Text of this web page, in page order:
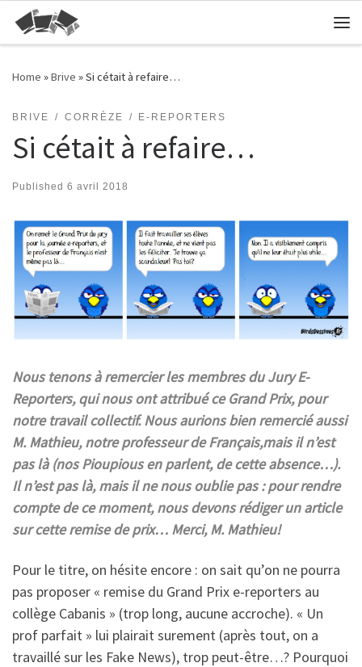
Skip to content
Home »Brive »Si cétait à refaire…
BRIVE CORRÈZE E-REPORTERS
Si cétait à refaire…
Published 6 avril 2018
Nous tenons à remercier les membres du Jury E-
Reporters, qui nous ont attribué ce Grand Prix, pour
notre travail collectif. Nous aurions bien remercié aussi
M. Mathieu, notre professeur de Français,mais il n’est
pas là (nos Pioupious en parlent, de cette absence…).
Il n’est pas là, mais il ne nous oublie pas : pour rendre
compte de ce moment, nous devons rédiger un article
sur cette remise de prix… Merci, M. Mathieu!
Pour le titre, on hésite encore : on sait qu’on ne pourra
pas proposer « remise du Grand Prix e-reporters au
collège Cabanis » (trop long, aucune accroche). « Un
prof parfait » lui plairait surement (après tout, on a
travaillé sur les Fake News), trop peut-être…? Pourquoi